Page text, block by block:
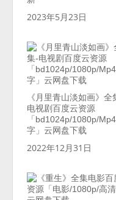
2023年5月23日
《月里青山淡如画》全
电视剧百度云资源
「bd1024p/1080p/
字」云网盘下载
2022年12月31日